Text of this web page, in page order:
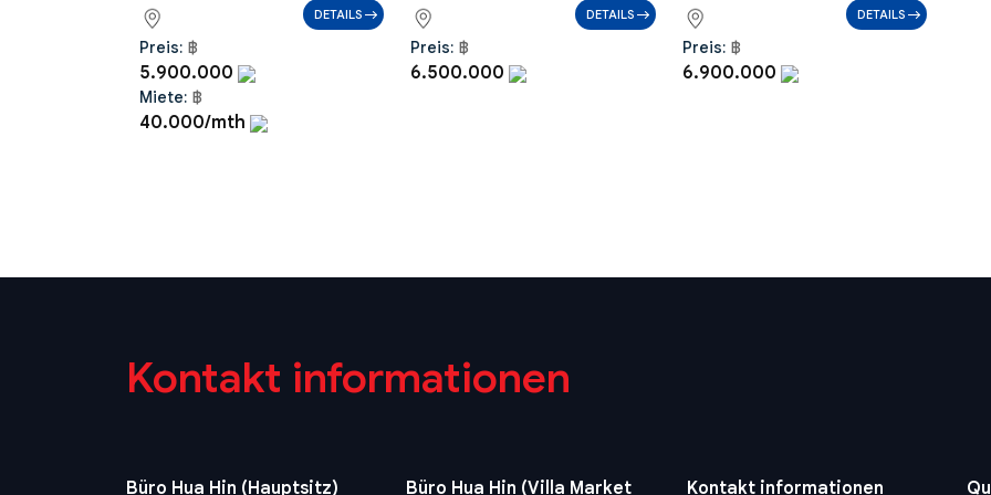
Preis: ฿
5.900.000
Miete: ฿
40.000/mth
DETAILS
Preis: ฿
6.500.000
DETAILS
Preis:฿
6.900.000
DETAILS
Kontakt informationen
Büro Hua Hin (Hauptsitz) Büro Hua Hin (Villa Market Kontakt informationen